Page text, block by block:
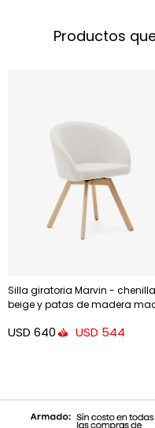
Productos
Silla giratoria Marvin - chenilla
beige y patas de madera
USD 640 USD 544